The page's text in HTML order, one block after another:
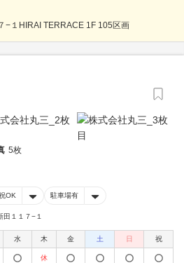
−１HIRAI TERRACE 1F 105区画
5枚
OK 駐車場有
田１１７−１
水 木 金 土 日 祝
休